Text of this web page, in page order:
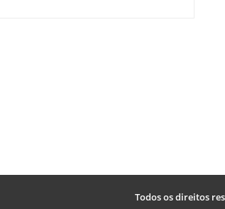
Todos os direitos